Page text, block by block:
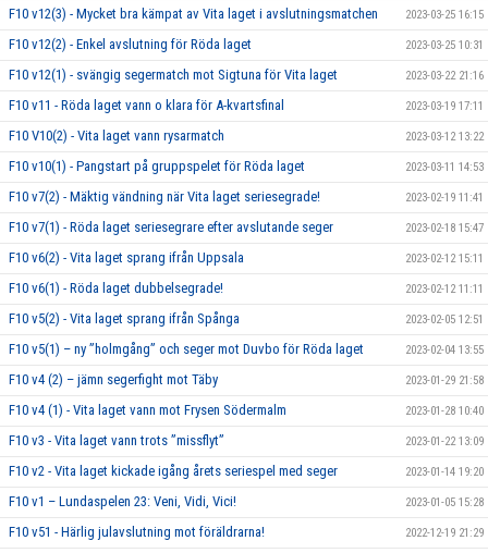
F10 v12(3) - Mycket bra kämpat av Vita laget i avslutningsmatchen 2023-03-25 16:15
F10 v12(2) - Enkel avslutning för Röda laget 2023-03-25 10:31
F10 v12(1) - svängig segermatch mot Sigtuna för Vita laget 2023-03-22 21:16
F10 v11 - Röda laget vann o klara för A-kvartsfinal 2023-03-19 17:11
F10 V10(2) - Vita laget vann rysarmatch 2023-03-12 13:22
F10 v10(1) - Pangstart på gruppspelet för Röda laget 2023-03-11 14:53
F10 v7(2) - Mäktig vändning när Vita laget seriesegrade! 2023-02-19 11:41
F10 v7(1) - Röda laget seriesegrare efter avslutande seger 2023-02-18 15:47
F10 v6(2) - Vita laget sprang ifrån Uppsala 2023-02-12 15:11
F10 v6(1) - Röda laget dubbelsegrade! 2023-02-12 11:11
F10 v5(2) - Vita laget sprang ifrån Spånga 2023-02-05 12:51
F10 v5(1) – ny ”holmgång” och seger mot Duvbo för Röda laget 2023-02-04 13:55
F10 v4 (2) – jämn segerfight mot Täby 2023-01-29 21:58
F10 v4 (1) - Vita laget vann mot Frysen Södermalm 2023-01-28 10:40
F10 v3 - Vita laget vann trots ”missflyt” 2023-01-22 13:09
F10 v2 - Vita laget kickade igång årets seriespel med seger 2023-01-14 19:20
F10 v1 – Lundaspelen 23: Veni, Vidi, Vici! 2023-01-05 15:28
F10 v51 - Härlig julavslutning mot föräldrarna! 2022-12-19 21:29